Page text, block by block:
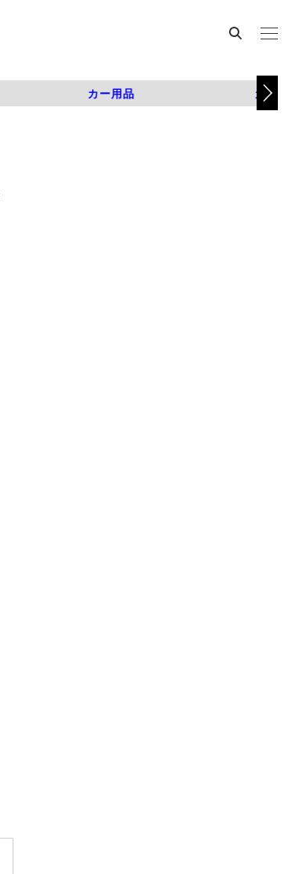
カー用品 カスタム